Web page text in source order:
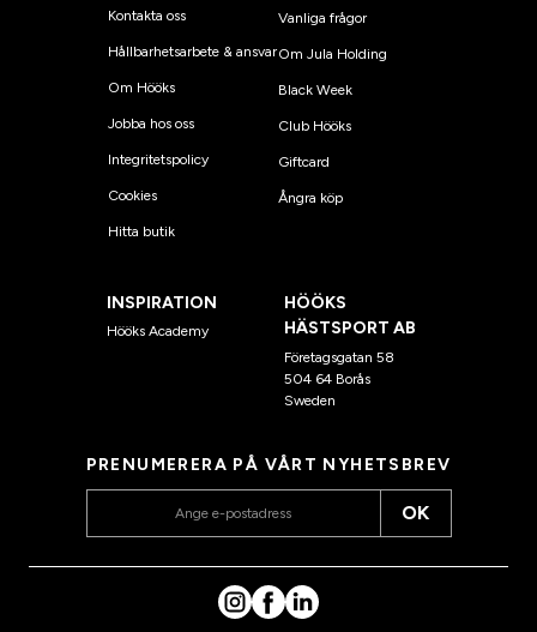
Kontakta oss
Hållbarhetsarbete & ansvar
Om Hööks
Jobba hos oss
Integritetspolicy
Cookies
Hitta butik
Vanliga frågor
Om Jula Holding
Black Week
Club Hööks
Giftcard
Ångra köp
INSPIRATION
Hööks Academy
HÖÖKS
HÄSTSPORT AB
Företagsgatan 58
504 64 Borås
Sweden
PRENUMERERA PÅ VÅRT NYHETSBREV
OK